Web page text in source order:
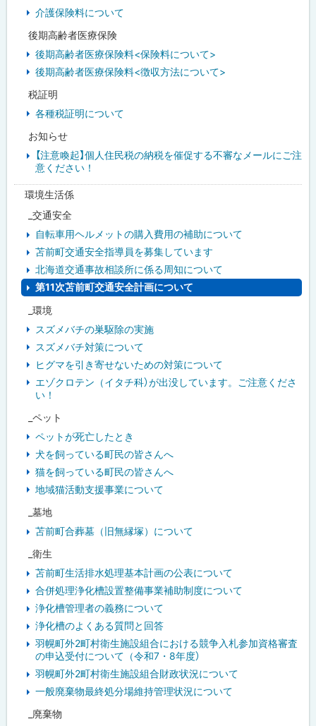
介護保険料について
後期高齢者医療保険
後期高齢者医療保険料<保険料について>
後期高齢者医療保険料<徴収方法について>
税証明
各種税証明について
お知らせ
【注意喚起】個人住民税の納税を催促する不審なメールにご注
意ください！
環境生活係
_交通安全
自転車用ヘルメットの購入費用の補助について
苫前町交通安全指導員を募集しています
北海道交通事故相談所に係る周知について
第11次苫前町交通安全計画について
_環境
スズメバチの巣駆除の実施
スズメバチ対策について
ヒグマを引き寄せないための対策について
エゾクロテン（イタチ科）が出没しています。ご注意くださ
い！
_ペット
ペットが死亡したとき
犬を飼っている町民の皆さんへ
猫を飼っている町民の皆さんへ
地域猫活動支援事業について
_墓地
苫前町合葬墓（旧無縁塚）について
_衛生
苫前町生活排水処理基本計画の公表について
合併処理浄化槽設置整備事業補助制度について
浄化槽管理者の義務について
浄化槽のよくある質問と回答
羽幌町外2町村衛生施設組合における競争入札参加資格審査
の申込受付について（令和7・8年度）
羽幌町外2町村衛生施設組合財政状況について
一般廃棄物最終処分場維持管理状況について
_廃棄物